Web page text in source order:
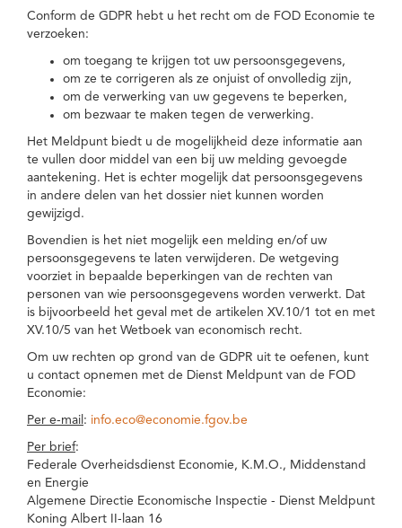
Conform de GDPR hebt u het recht om de FOD Economie te
verzoeken:
om toegang te krijgen tot uw persoonsgegevens,
om ze te corrigeren als ze onjuist of onvolledig zijn,
om de verwerking van uw gegevens te beperken,
om bezwaar te maken tegen de verwerking.
Het Meldpunt biedt u de mogelijkheid deze informatie aan
te vullen door middel van een bij uw melding gevoegde
aantekening. Het is echter mogelijk dat persoonsgegevens
in andere delen van het dossier niet kunnen worden
gewijzigd.
Bovendien is het niet mogelijk een melding en/of uw
persoonsgegevens te laten verwijderen. De wetgeving
voorziet in bepaalde beperkingen van de rechten van
personen van wie persoonsgegevens worden verwerkt. Dat
is bijvoorbeeld het geval met de artikelen XV.10/1 tot en met
XV.10/5 van het Wetboek van economisch recht.
Om uw rechten op grond van de GDPR uit te oefenen, kunt
u contact opnemen met de Dienst Meldpunt van de FOD
Economie:
Per e-mail : info.eco@economie.fgov.be
Per brief:
Federale Overheidsdienst Economie, K.M.O., Middenstand
en Energie
Algemene Directie Economische Inspectie - Dienst Meldpunt
Koning Albert II-laan 16